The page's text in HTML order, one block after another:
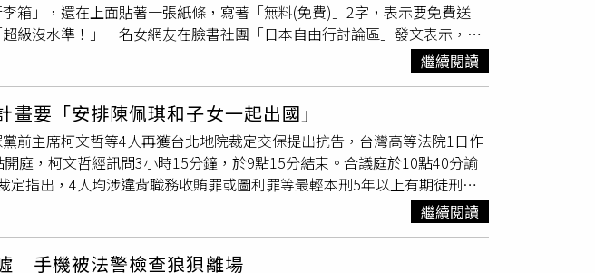
成大家誤會，但也覺得店家這樣行為很不好，沒有幫客人處理個資部分，
。」
膽、童趣十足，像是以人氣IP「波波冰狗室」聞名的Carol Meat，便透過
重現一個小型遊樂園；還有以螢光色系為創作標誌的KINGJUN，結合鏡面
空間；圖文創作者A ee mi則透過筆下可愛的「喵喵麵包屋」角色告訴大家
可於音樂工作室「精神唱片」營造彷彿夢境氛圍的旋律中，看見另一創作
大起司中。第三區「brave dreams」則邀請藝術家SAITEMISS低級失誤與
在角落還擺上沙發，讓人可以稍作沉澱，同時也是一個絕佳打卡點；在57
，人們坐下假想自己在玩遊戲時，會看見螢幕上由藝術家繪製的「夢獸」
real dreams」展區，透過漫畫家丁柏晏作品《畢業與鮭魚卵》及GGDOG
色的內心狀態，也讓觀者往內探求最真實的自己。「real dreams」展區透
繪，希望觀者從遊覽他人的夢境轉往對自己內心的探索。（圖／楊澍攝）
業塑料風管及LED燈條模擬蛇攀附於樹枝的樣態，燈光還會不時變換。
存者陳利友妹將排灣族的傳統圖騰及百步蛇信仰，融入刺繡作品中。（圖
箱」，還在上面貼著一張紙條，寫著「無料(免費)」2字，表示要免費送
級沒水準！」一名女網友在臉書社團「日本自由行討論區」發文表示，她
隨意棄置在大阪心齋橋附近的一家店門口，且仔細一看，把手處還貼著一
free」等文字。原PO指出，令她傻眼的是，該行李箱的主人竟沒有把航空
隨意亂丟行李箱的是台灣人，讓她超無言，「麻煩請大家要當個有水準的
明天早上沒有人拿走，不就是變相造成人家店家麻煩。」貼文曝光後，引
常有這種講好聽是免費贈送，說穿了就是垃圾不想花錢處理」、「基本上
成也是壞掉了懶得處理吧！」、「哇塞⋯超級沒水準到爆！有夠自私」、
死，丟垃圾還當寶，還好意思寫free，這個人肯定做過功課，知道日本丟
笑死人，根本就是垃圾，還好意思寫不用錢，自以為聰明唉，乖乖付錢請
不要當個失格的旅人，這不是宣導很多次了！」另外，也有人分享，其實
客若有欲丟棄的行李箱，可以到櫃檯詢問辦理。
繼續閱讀
要「安排陳佩琪和子女一起出國」
前主席柯文哲等4人再獲台北地院裁定交保提出抗告，台灣高等法院1日作
庭，柯文哲經訊問3小時15分鐘，於9點15分結束。合議庭於10點40分諭
指出，4人均涉違背職務收賄罪或圖利罪等最輕本刑5年以上有期徒刑重
能，且4人所涉罪數非少，如果都成罪，則未來刑責可能很重，更增加逃
黨主席，沈慶京為威京集團主席，應曉薇為台北市議員，李文宗為眾望基
繼續閱讀
手機被法警檢查狼狽離場